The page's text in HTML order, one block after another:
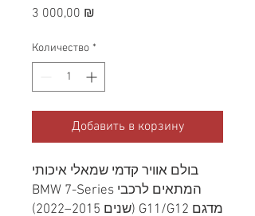
3 000,00 ₪
Количество *
Добавить в корзину
בולם אוויר קדמי שמאלי איכותי
המתאים לרכבי BMW 7-Series
מדגם G11/G12 (שנים 2015–2022)